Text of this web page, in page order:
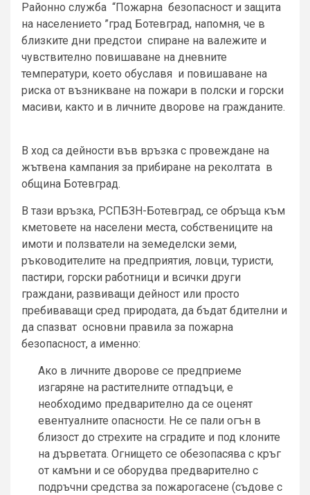
Районно служба “Пожарна безопасност и защита
на населението ”град Ботевград, напомня, че в
близките дни предстои спиране на валежите и
чувствително повишаване на дневните
температури, което обуславя и повишаване на
риска от възникване на пожари в полски и горски
масиви, както и в личните дворове на гражданите.
В ход са дейности във връзка с провеждане на
жътвена кампания за прибиране на реколтата в
община Ботевград.
В тази връзка, РСПБЗН-Ботевград, се обръща към
кметовете на населени места, собствениците на
имоти и ползватели на земеделски земи,
ръководителите на предприятия, ловци, туристи,
пастири, горски работници и всички други
граждани, развиващи дейност или просто
пребиваващи сред природата, да бъдат бдителни и
да спазват основни правила за пожарна
безопасност, а именно:
Ако в личните дворове се предприеме
изгаряне на растителните отпадъци, е
необходимо предварително да се оценят
евентуалните опасности. Не се пали огън в
близост до стрехите на сградите и под клоните
на дърветата. Огнището се обезопасява с кръг
от камъни и се оборудва предварително с
подръчни средства за пожарогасене (съдове с